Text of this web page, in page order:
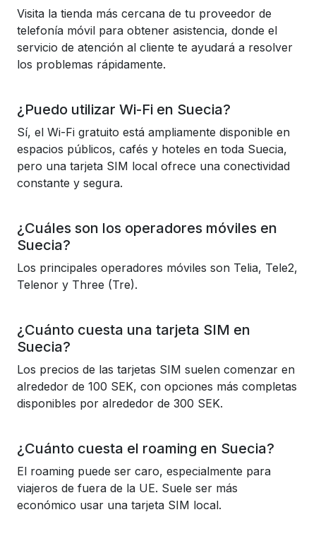
Visita la tienda más cercana de tu proveedor de
telefonía móvil para obtener asistencia, donde el
servicio de atención al cliente te ayudará a resolver
los problemas rápidamente.
¿Puedo utilizar Wi-Fi en Suecia?
Sí, el Wi-Fi gratuito está ampliamente disponible en
espacios públicos, cafés y hoteles en toda Suecia,
pero una tarjeta SIM local ofrece una conectividad
constante y segura.
¿Cuáles son los operadores móviles en
Suecia?
Los principales operadores móviles son Telia, Tele2,
Telenor y Three (Tre).
¿Cuánto cuesta una tarjeta SIM en
Suecia?
Los precios de las tarjetas SIM suelen comenzar en
alrededor de 100 SEK, con opciones más completas
disponibles por alrededor de 300 SEK.
¿Cuánto cuesta el roaming en Suecia?
El roaming puede ser caro, especialmente para
viajeros de fuera de la UE. Suele ser más
económico usar una tarjeta SIM local.